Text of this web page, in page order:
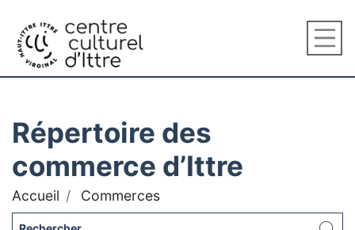
Répertoire des
commerce d’Ittre
Accueil Commerces